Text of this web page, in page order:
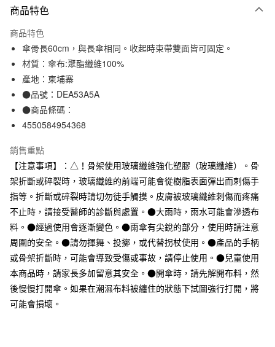
信用卡一次付款
信用卡分期付款
3 期 0 利率 每期NT$196
合作金庫商業銀行
華南商業銀行
上海商業儲蓄銀行
臺灣中小企業銀行
匯豐（台灣）商業銀行
聯邦商業銀行
元大商業銀行
永豐商業銀行
玉山商業銀行
星展（台灣）商業銀行
台新國際商業銀行
中國信託商業銀行
台灣樂天信用卡公司
超商取貨付款
LINE Pay
Apple Pay
街口支付
悠遊付
運送方式
全家取貨付款
每筆NT$65，滿NT$1,000(含以上)免運費
付款後全家取貨
每筆NT$65，滿NT$1,000(含以上)免運費
7-11取貨付款
商品特色
商品特色
傘骨長60cm，與長傘相同。收起時束帶雙面皆可固定。
材質：傘布:聚酯纖維100%
產地：柬埔寨
●品號：DEA53A5A
●商品條碼：
4550584954368
銷售重點
【注意事項】：△！骨架使用玻璃纖維強化塑膠（玻璃纖維）。骨
架折斷或碎裂時，玻璃纖維的前端可能會從樹脂表面彈出而刺傷手
指等。折斷或碎裂時請切勿徒手觸摸。皮膚被玻璃纖維刺傷而疼痛
不止時，請接受醫師的診斷與處置。●大雨時，雨水可能會滲透布
料。●經過使用會逐漸變色。●雨傘有尖銳的部分，使用時請注意
周圍的安全。●請勿揮舞、投擲，或代替拐杖使用。●產品的手柄
或骨架折斷時，可能會導致受傷或事故，請停止使用。●兒童使用
本商品時，請家長多加留意其安全。●開傘時，請先解開布料，然
後慢慢打開傘。如果在潮濕布料被纏住的狀態下試圖強行打開，將
可能會損壞。